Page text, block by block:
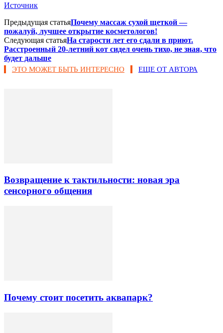
Источник
Предыдущая статьяПочему массаж сухой щеткой —
пожалуй, лучшее открытие косметологов!
Следующая статьяНа старости лет его сдали в приют.
Расстроенный 20-летний кот сидел очень тихо, не зная, что
будет дальше
ЭТО МОЖЕТ БЫТЬ ИНТЕРЕСНО ЕЩЕ ОТ АВТОРА
Возвращение к тактильности: новая эра
сенсорного общения
Почему стоит посетить аквапарк?